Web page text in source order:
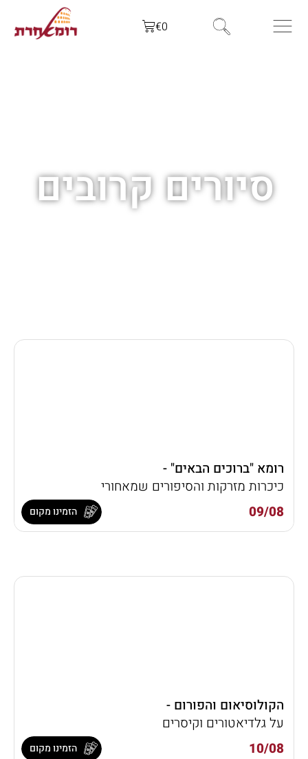
€0
סיורים קרובים
09/08
רומא "ברוכים הבאים" -
כיכרות מזרקות והסיפורים שמאחורי
הזמינו מקום
10/08
הקולוסיאום והפורום -
על גלדיאטורים וקיסרים
הזמינו מקום